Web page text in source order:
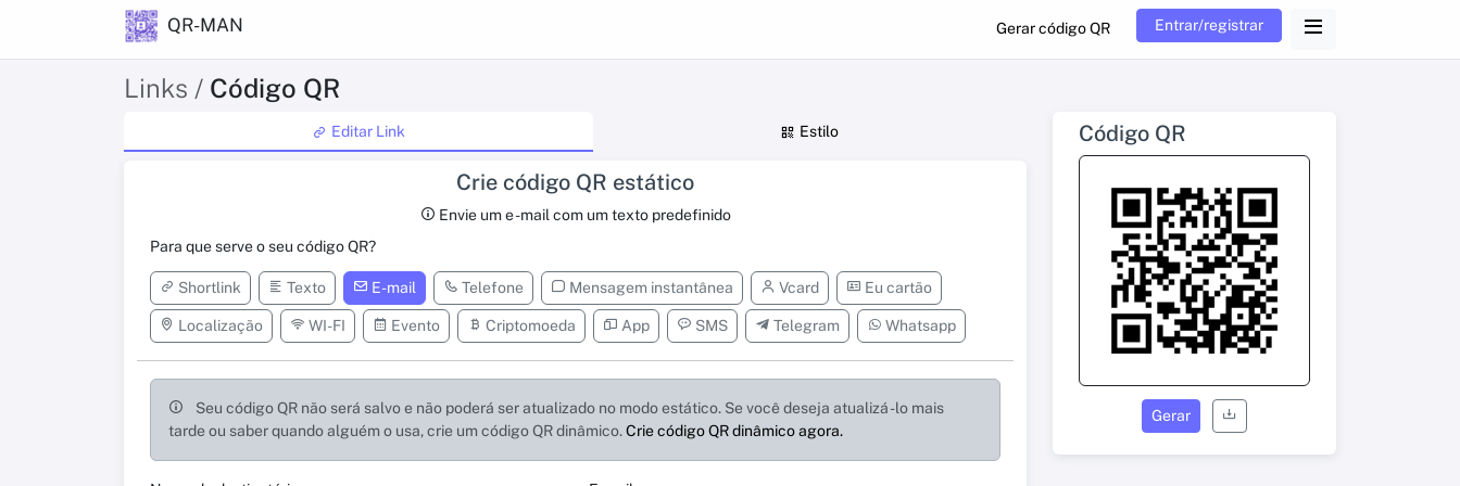
QR-MAN Gerar código QR Entrar/registrar
Links / Código QR
Editar Link Estilo
Crie código QR estático
Envie um e -mail com um texto predefinido
Para que serve o seu código QR?
Shortlink Texto E-mail Telefone Mensagem instantânea Vcard Eu cartão
Localização WI-FI Evento Criptomoeda App SMS Telegram Whatsapp
Seu código QR não será salvo e não poderá ser atualizado no modo estático. Se você deseja atualizá -lo mais
tarde ou saber quando alguém o usa, crie um código QR dinâmico.Crie código QR dinâmico agora.
Código QR
Gerar